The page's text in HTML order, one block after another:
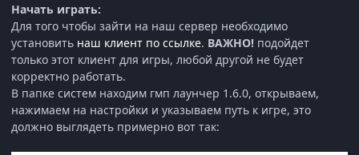
Начать играть:
Для того чтобы зайти на наш сервер необходимо
установить наш клиент по ссылке. ВАЖНО! подойдет
только этот клиент для игры, любой другой не будет
корректно работать.
В папке систем находим гмп лаунчер 1.6.0, открываем,
нажимаем на настройки и указываем путь к игре, это
должно выглядеть примерно вот так: